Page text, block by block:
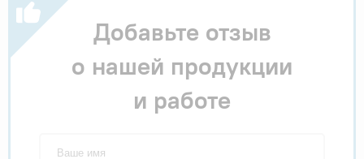
Добавьте отзыв
о нашей продукции
и работе